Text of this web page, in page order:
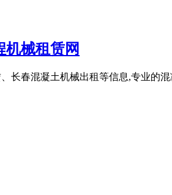
械租赁网
长春混凝土机械出租等信息,专业的